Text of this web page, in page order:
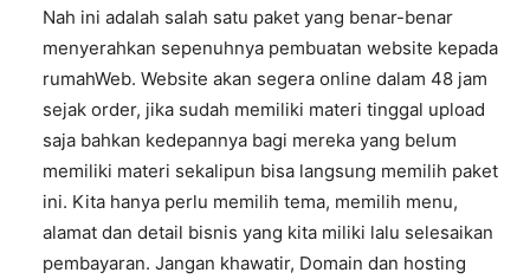
Nah ini adalah salah satu paket yang benar-benar
menyerahkan sepenuhnya pembuatan website kepada
rumahWeb. Website akan segera online dalam 48 jam
sejak order, jika sudah memiliki materi tinggal upload
saja bahkan kedepannya bagi mereka yang belum
memiliki materi sekalipun bisa langsung memilih paket
ini. Kita hanya perlu memilih tema, memilih menu,
alamat dan detail bisnis yang kita miliki lalu selesaikan
pembayaran. Jangan khawatir, Domain dan hosting